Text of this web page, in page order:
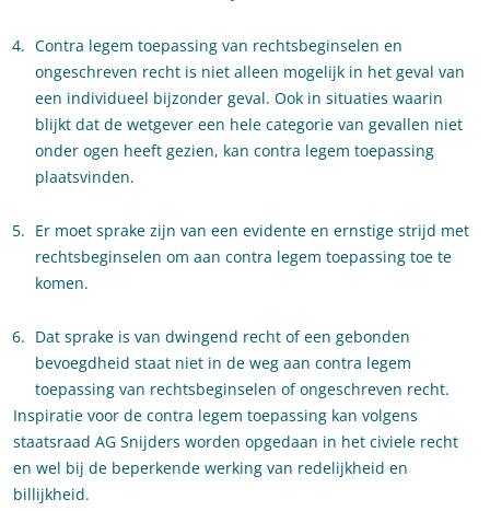
Contra legem toepassing van rechtsbeginselen en
ongeschreven recht is niet alleen mogelijk in het geval van
een individueel bijzonder geval. Ook in situaties waarin
blijkt dat de wetgever een hele categorie van gevallen niet
onder ogen heeft gezien, kan contra legem toepassing
plaatsvinden.
Er moet sprake zijn van een evidente en ernstige strijd met
rechtsbeginselen om aan contra legem toepassing toe te
komen.
Dat sprake is van dwingend recht of een gebonden
bevoegdheid staat niet in de weg aan contra legem
toepassing van rechtsbeginselen of ongeschreven recht.
Inspiratie voor de contra legem toepassing kan volgens
staatsraad AG Snijders worden opgedaan in het civiele recht
en wel bij de beperkende werking van redelijkheid en
billijkheid.